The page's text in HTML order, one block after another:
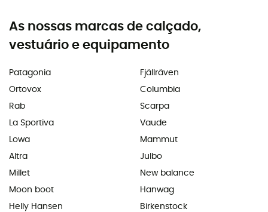
As nossas marcas de calçado,
vestuário e equipamento
Patagonia
Ortovox
Rab
La Sportiva
Lowa
Altra
Millet
Moon boot
Helly Hansen
Fjällräven
Columbia
Scarpa
Vaude
Mammut
Julbo
New balance
Hanwag
Birkenstock